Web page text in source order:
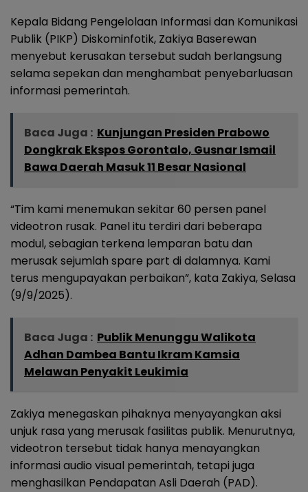
Kepala Bidang Pengelolaan Informasi dan Komunikasi
Publik (PIKP) Diskominfotik, Zakiya Baserewan
menyebut kerusakan tersebut sudah berlangsung
selama sepekan dan menghambat penyebarluasan
informasi pemerintah.
Baca Juga : Kunjungan Presiden Prabowo
Dongkrak Ekspos Gorontalo, Gusnar Ismail
Bawa Daerah Masuk 11 Besar Nasional
“Tim kami menemukan sekitar 60 persen panel
videotron rusak. Panel itu terdiri dari beberapa
modul, sebagian terkena lemparan batu dan
merusak sejumlah spare part di dalamnya. Kami
terus mengupayakan perbaikan”, kata Zakiya, Selasa
(9/9/2025).
Baca Juga : Publik Menunggu Walikota
Adhan Dambea Bantu Ikram Kamsia
Melawan Penyakit Leukimia
Zakiya menegaskan pihaknya menyayangkan aksi
unjuk rasa yang merusak fasilitas publik. Menurutnya,
videotron tersebut tidak hanya menayangkan
informasi audio visual pemerintah, tetapi juga
menghasilkan Pendapatan Asli Daerah (PAD).